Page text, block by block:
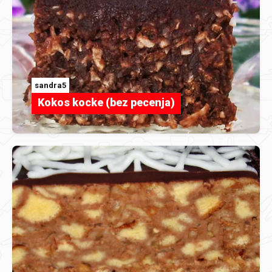
sandra5
Kokos kocke (bez pecenja)